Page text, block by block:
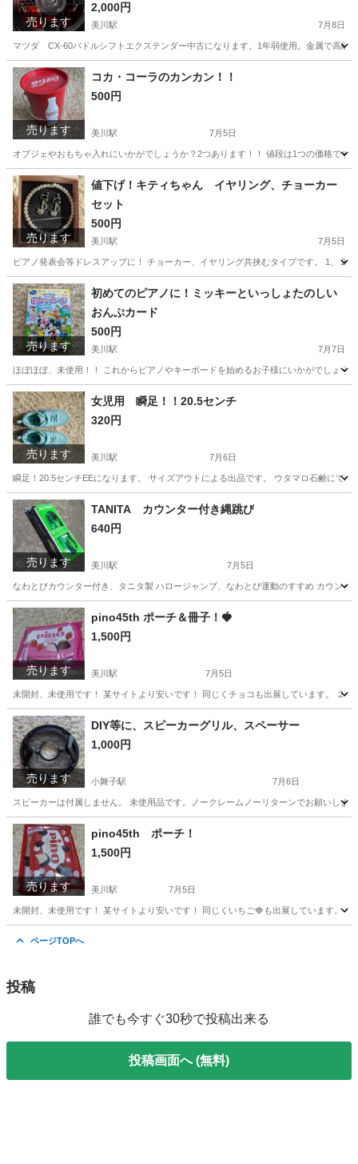
売ります
2,000円
美川駅 7月8日
マツダ CX-60パドルシフトエクステンダー中古になります。1年弱使用。金属で高級
石川 能美郡 美川駅 アクセサリー パドル
売ります
コカ・コーラのカンカン！！
500円
美川駅 7月5日
オブジェやおもちゃ入れにいかがでしょうか？2つあります！！ 値段は1つの価格で
石川 能美郡 美川駅 おもちゃ
売ります
値下げ！キティちゃん イヤリング、チョーカー
セット
500円
美川駅 7月5日
ピアノ発表会等ドレスアップに！ チョーカー、イヤリング共挟むタイプです。 1
石川 能美郡 美川駅 車のパーツ キティちゃん
売ります
初めてのピアノに！ミッキーといっしょたのしい
おんぷカード
500円
美川駅 7月7日
ほぼほぼ、未使用！！ これからピアノやキーボードを始めるお子様にいかがでしょ
石川 能美郡 美川駅 おもちゃ カード
売ります
女児用 瞬足！！20.5センチ
320円
美川駅 7月6日
瞬足！20.5センチEEになります。 サイズアウトによる出品です。 ウタマロ石鹸にて
石川 能美郡 キッズ用品 瞬足
売ります
TANITA カウンター付き縄跳び
640円
美川駅 7月5日
なわとびカウンター付き、タニタ製 ハロージャンプ、なわとび運動のすすめ カウン
石川 能美郡 その他 カウンター
売ります
pino45th ポーチ＆冊子！🍓
1,500円
美川駅 7月5日
未開封、未使用です！ 某サイトより安いです！ 同じくチョコも出展しています。 ２
石川 能美郡 美川駅 バッグ 川北
売ります
DIY等に、スピーカーグリル、スペーサー
1,000円
小舞子駅 7月6日
スピーカーは付属しません。 未使用品です。ノークレームノーリターンでお願いし
石川 能美市 カーナビ、テレビ
売ります
pino45th ポーチ！
1,500円
美川駅 7月5日
未開封、未使用です！ 某サイトより安いです！ 同じくいちご🍓も出展しています。
ページTOPへ
投稿
誰でも今すぐ30秒で投稿出来る
投稿画面へ (無料)